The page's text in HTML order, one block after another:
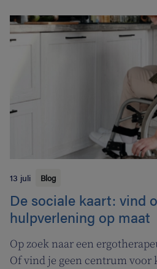
13 juli Blog
De sociale kaart: vind
hulpverlening op maat
Op zoek naar een
Of vind je geen centrum